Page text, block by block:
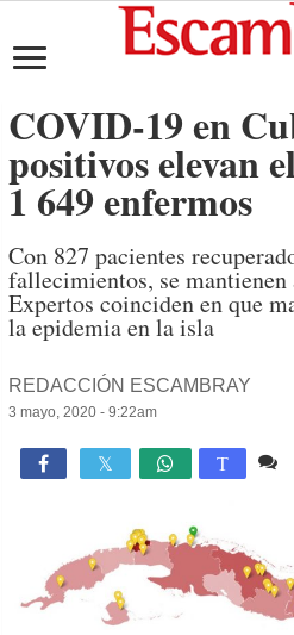
COVID-19 en
positivos elevan
1 649 enfermos
Con 827 pacientes
fallecimientos, se mantienen
Expertos coinciden en que
la epidemia en la isla
REDACCIÓN ESCAMBRAY
3 mayo, 2020 - 9:22am
 T